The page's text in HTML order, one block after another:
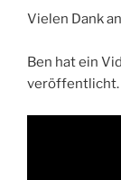
Vielen Dank
Ben hat ein
veröffentlicht.